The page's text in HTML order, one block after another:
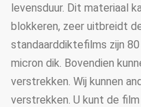
levensduur. Dit materiaal
blokkeren, zeer uitbreidt
standaarddiktefilms zijn
micron dik. Bovendien
verstrekken. Wij kunnen
verstrekken. U kunt de